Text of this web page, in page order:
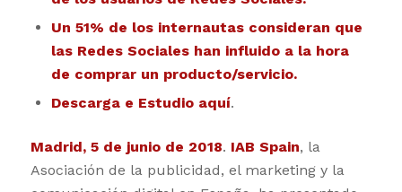
Un 51% de los internautas consideran que
las Redes Sociales han influido a la hora
de comprar un producto/servicio.
Descarga e Estudio aquí.
Madrid, 5 de junio de 2018. IAB Spain, la
Asociación de la publicidad, el marketing y la